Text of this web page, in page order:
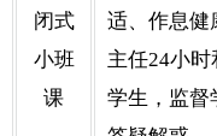
闭式
小班
课
适、作息健
主任24小
学生，监督